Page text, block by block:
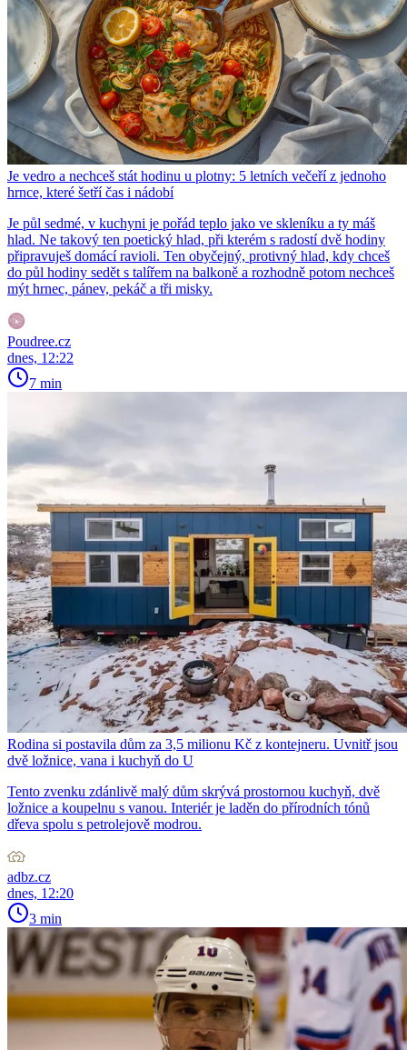
Je vedro a nechceš stát hodinu u plotny: 5 letních večeří z jednoho
hrnce, které šetří čas i nádobí
Je půl sedmé, v kuchyni je pořád teplo jako ve skleníku a ty máš
hlad. Ne takový ten poetický hlad, při kterém s radostí dvě hodiny
připravuješ domácí ravioli. Ten obyčejný, protivný hlad, kdy chceš
do půl hodiny sedět s talířem na balkoně a rozhodně potom nechceš
mýt hrnec, pánev, pekáč a tři misky.
Poudree.cz
dnes, 12:22
7 min
Rodina si postavila dům za 3,5 milionu Kč z kontejneru. Uvnitř jsou
dvě ložnice, vana i kuchyň do U
Tento zvenku zdánlivě malý dům skrývá prostornou kuchyň, dvě
ložnice a koupelnu s vanou. Interiér je laděn do přírodních tónů
dřeva spolu s petrolejově modrou.
adbz.cz
dnes, 12:20
3 min